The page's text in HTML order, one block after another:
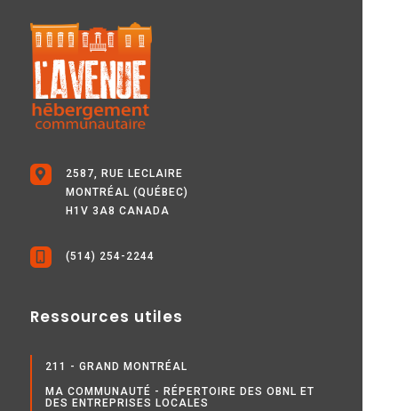
2587, RUE LECLAIRE
MONTRÉAL (QUÉBEC)
H1V 3A8 CANADA
(514) 254-2244
Ressources utiles
211 - GRAND MONTRÉAL
MA COMMUNAUTÉ - RÉPERTOIRE DES OBNL ET
DES ENTREPRISES LOCALES